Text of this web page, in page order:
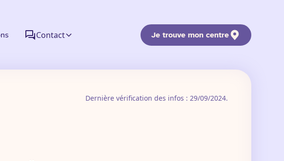
Contact Je trouve mon centre
Dernière vérification des infos : 29/09/2024.